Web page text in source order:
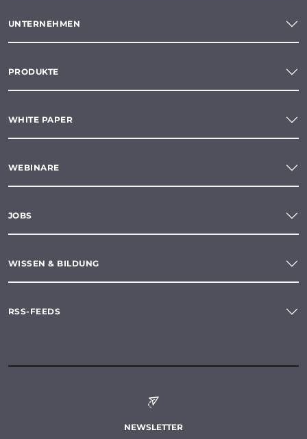
UNTERNEHMEN
PRODUKTE
WHITE PAPER
WEBINARE
JOBS
WISSEN & BILDUNG
RSS-FEEDS
NEWSLETTER